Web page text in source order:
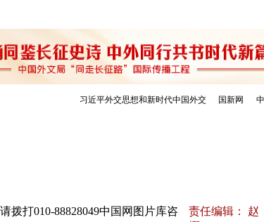
拨打010-88828049中国网图片库咨
责任编辑： 赵